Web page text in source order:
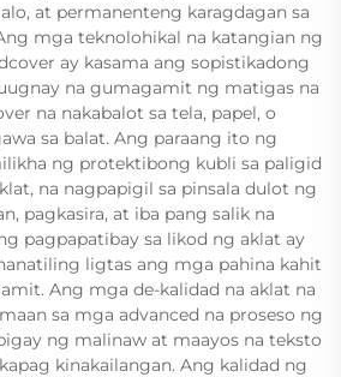
at permanenteng karagdagan sa
mga teknolohikal na katangian ng
ay kasama ang sopistikadong
na gumagamit ng matigas na
na nakabalot sa tela, papel, o
sa balat. Ang paraang ito ng
ng protektibong kubli sa paligid
na nagpapigil sa pinsala dulot ng
pagkasira, at iba pang salik na
pagpapatibay sa likod ng aklat ay
ligtas ang mga pahina kahit
Ang mga de-kalidad na aklat na
sa mga advanced na proseso ng
ng malinaw at maayos na teksto
kinakailangan. Ang kalidad ng